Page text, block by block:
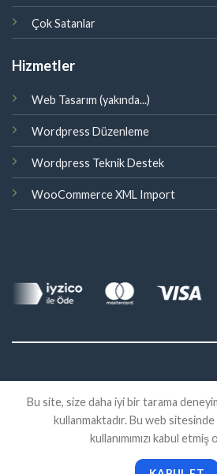
Çok Satanlar
Hizmetler
Web Tasarım (yakında...)
Wordpress Düzenleme
Wordpress Teknik Destek
WooCommerce XML Import
2026 Eklenti
İADE SATIŞ
Bu site, size daha iyi bir tarama
kullanmaktadır. Bu web
kullanımımızı kabul